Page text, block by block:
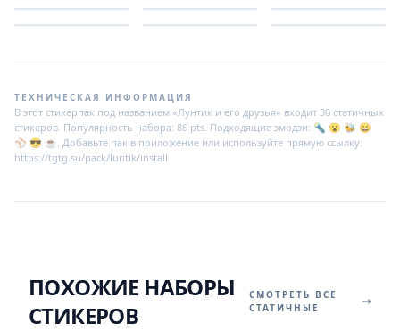
ТЕХНИЧЕСКАЯ ИНФОРМАЦИЯ
В этот стикерпак под названием «Лунтик и его друзья» входит 30 статичных
стикеров. Популярность набора: 86 pts. Подходящие эмодзи: 🔦 😮 🐝 😀
⚾ 😎 ☕. Добавьте пак в приложение или используйте прямую ссылку:
https://tgtg.su/pack/luntik/install
ПОХОЖИЕ НАБОРЫ
СТИКЕРОВ
СМОТРЕТЬ ВСЕ
СТАТИЧНЫЕ